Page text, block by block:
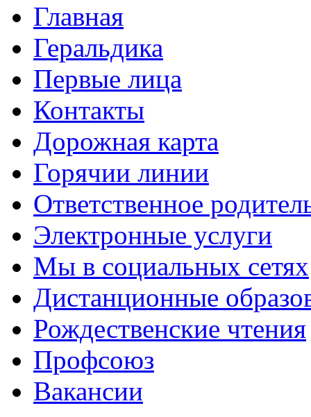
Главная
Геральдика
Первые лица
Контакты
Дорожная карта
Горячии линии
Ответственное
Электронные услуги
Мы в социальных сетях
Дистанционные
Рождественские чтения
Профсоюз
Вакансии